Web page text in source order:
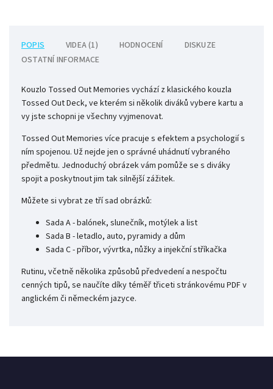
POPIS VIDEA (1) HODNOCENÍ
DISKUZE
OSTATNÍ INFORMACE
Kouzlo Tossed Out Memories vychází z klasického kouzla
Tossed Out Deck, ve kterém si několik diváků vybere kartu a
vy jste schopni je všechny vyjmenovat.
Tossed Out Memories více pracuje s efektem a psychologií s
ním spojenou. Už nejde jen o správné uhádnutí vybraného
předmětu. Jednoduchý obrázek vám pomůže se s diváky
spojit a poskytnout jim tak silnější zážitek.
Můžete si vybrat ze tří sad obrázků:
Sada A - balónek, slunečník, motýlek a list
Sada B - letadlo, auto, pyramidy a dům
Sada C - příbor, vývrtka, nůžky a injekční stříkačka
Rutinu, včetně několika způsobů předvedení a nespočtu
cenných tipů, se naučíte díky téměř třiceti stránkovému PDF v
anglickém či německém jazyce.